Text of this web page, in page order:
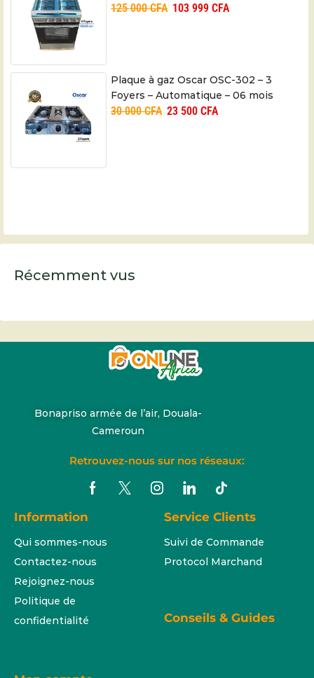
mois
125 000CFA 103 999 CFA
Plaque à gaz Oscar OSC-302 – 3
Foyers – Automatique – 06 mois
30 000CFA 23 500 CFA
Récemment vus
Bonapriso armée de l’air, Douala-
Cameroun
Retrouvez-nous sur nos réseaux:
Information
Qui sommes-nous
Contactez-nous
Rejoignez-nous
Politique de
confidentialité
Service Clients
Suivi de Commande
Protocol Marchand
Conseils & Guides